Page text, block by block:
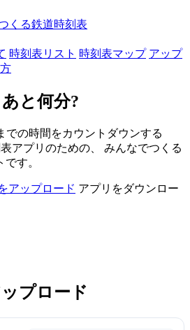
くる鉄道時刻表
時刻表リスト 時刻表マップ アップ
と何分?
での時間をカウントダウンする
アプリのための、 みんなでつくる
す。
アップロード アプリをダウンロー
プロード